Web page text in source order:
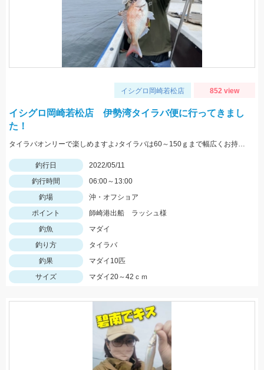
イシグロ岡崎若松店 852 view
イシグロ岡崎若松店 伊勢湾タイラバ便に行ってきまし
た！
タイラバオンリーで楽しめますよ♪タイラバは60～150ｇまで幅広くお持ちください！ タイラバはタングステン製のものが船長もおすすめしていました♪
釣行日
2022/05/11
釣行時間
06:00～13:00
釣場
沖・オフショア
ポイント
師崎港出船 ラッシュ様
釣魚
マダイ
釣り方
タイラバ
釣果
マダイ10匹
サイズ
マダイ20～42ｃｍ